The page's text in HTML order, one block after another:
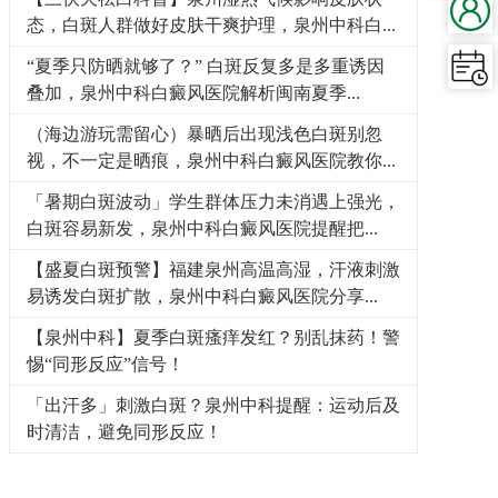
态，白斑人群做好皮肤干爽护理，泉州中科白...
“夏季只防晒就够了？” 白斑反复多是多重诱因
叠加，泉州中科白癜风医院解析闽南夏季...
（海边游玩需留心）暴晒后出现浅色白斑别忽
视，不一定是晒痕，泉州中科白癜风医院教你...
「暑期白斑波动」学生群体压力未消遇上强光，
白斑容易新发，泉州中科白癜风医院提醒把...
【盛夏白斑预警】福建泉州高温高湿，汗液刺激
易诱发白斑扩散，泉州中科白癜风医院分享...
【泉州中科】夏季白斑瘙痒发红？别乱抹药！警
惕“同形反应”信号！
「出汗多」刺激白斑？泉州中科提醒：运动后及
时清洁，避免同形反应！